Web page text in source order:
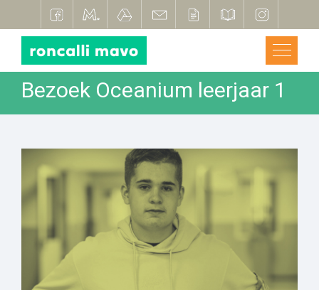
Bezoek Oceanium leerjaar 1